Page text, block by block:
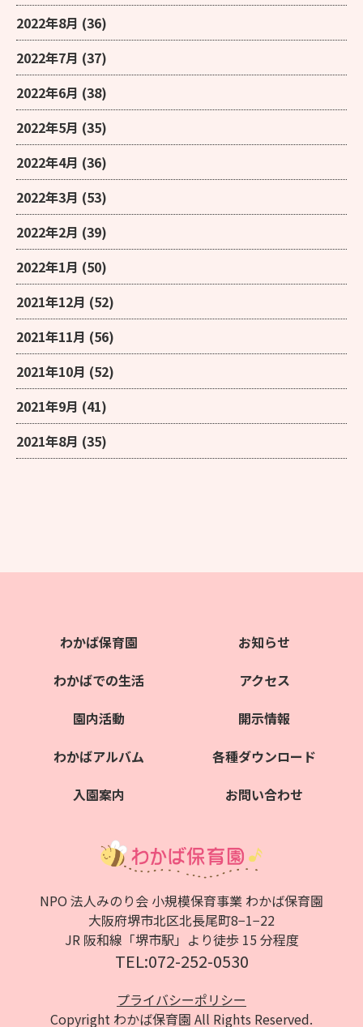
2022年8月 (36)
2022年7月 (37)
2022年6月 (38)
2022年5月 (35)
2022年4月 (36)
2022年3月 (53)
2022年2月 (39)
2022年1月 (50)
2021年12月 (52)
2021年11月 (56)
2021年10月 (52)
2021年9月 (41)
2021年8月 (35)
わかば保育園
わかばでの生活
園内活動
わかばアルバム
入園案内
お知らせ
アクセス
開示情報
各種ダウンロード
お問い合わせ
NPO 法人みのり会 小規模保育事業 わかば保育園
大阪府堺市北区北⻑尾町8−1−22
JR 阪和線「堺市駅」より徒歩 15 分程度
TEL:072-252-0530
プライバシーポリシー
Copyright わかば保育園 All Rights Reserved.